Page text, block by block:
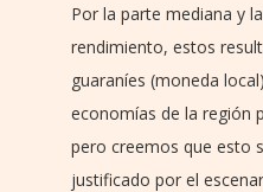
Por la parte mediana y
rendimiento, estos
guaraníes (moneda
economías de la región
pero creemos que esto
justificado por el